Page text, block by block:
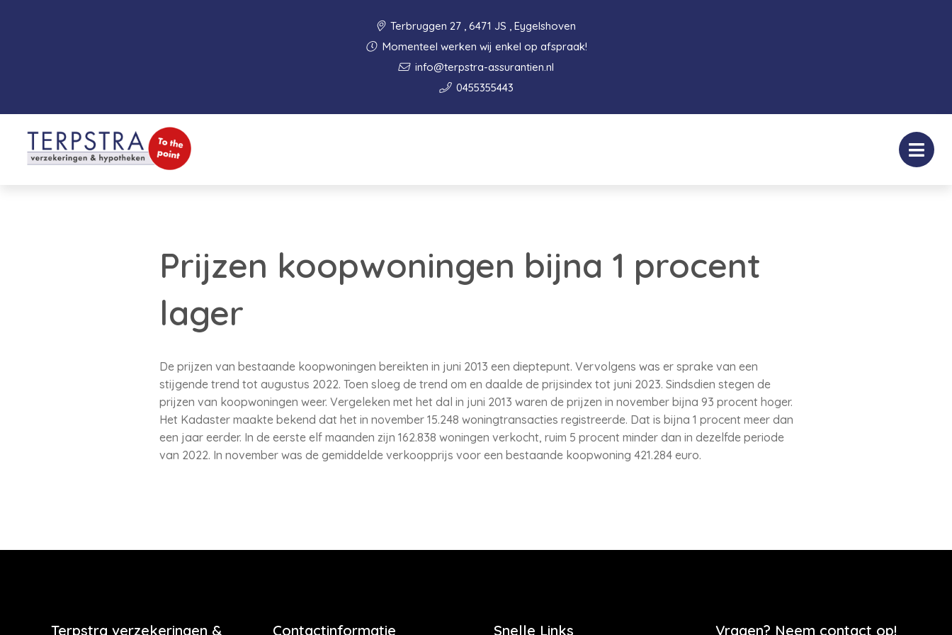
Terbruggen 27 , 6471 JS , Eygelshoven
Momenteel werken wij enkel op afspraak!
info@terpstra-assurantien.nl
0455355443
Prijzen koopwoningen bijna 1 procent
lager
De prijzen van bestaande koopwoningen bereikten in juni 2013 een dieptepunt. Vervolgens was er sprake van een
stijgende trend tot augustus 2022. Toen sloeg de trend om en daalde de prijsindex tot juni 2023. Sindsdien stegen de
prijzen van koopwoningen weer. Vergeleken met het dal in juni 2013 waren de prijzen in november bijna 93 procent hoger.
Het Kadaster maakte bekend dat het in november 15.248 woningtransacties registreerde. Dat is bijna 1 procent meer dan
een jaar eerder. In de eerste elf maanden zijn 162.838 woningen verkocht, ruim 5 procent minder dan in dezelfde periode
van 2022. In november was de gemiddelde verkoopprijs voor een bestaande koopwoning 421.284 euro.
Terpstra verzekeringen & Contactinformatie Snelle Links Vragen? Neem contact op!